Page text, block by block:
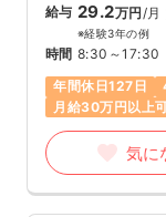
給与 29.2万円/月
※経験3年の例
時間 8:30～17:30
年間休日127日
月給30万円以上
気に